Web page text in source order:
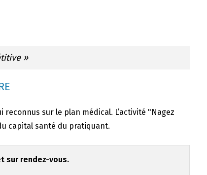
»
sur le plan médical. L’activité "Nagez
capital santé du pratiquant.
sur rendez-vous.